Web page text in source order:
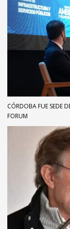
CÓRDOBA FUE SEDE
FORUM